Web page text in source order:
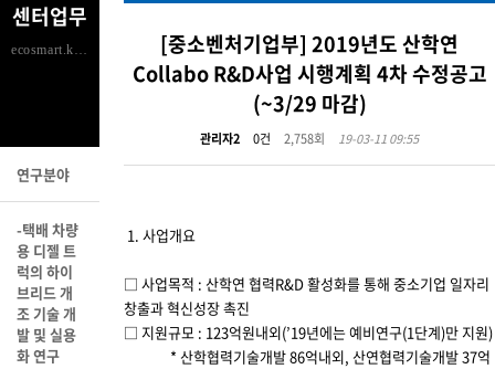
[중소벤처기업부] 2019년도 산학연
Collabo R&D사업 시행계획 4차 수정공고
(~3/29 마감)
관리자2 0건 2,758회 19-03-11 09:55
1. 사업개요
□ 사업목적 : 산학연 협력R&D 활성화를 통해 중소기업 일자리
창출과 혁신성장 촉진
□ 지원규모 : 123억원내외(’19년에는 예비연구(1단계)만 지원)
* 산학협력기술개발 86억내외, 산연협력기술개발 37억
센터업무
ecosmart.kaist.ac.kr
연구분야
-택배 차량
용 디젤 트
럭의 하이
브리드 개
조 기술 개
발 및 실용
화 연구